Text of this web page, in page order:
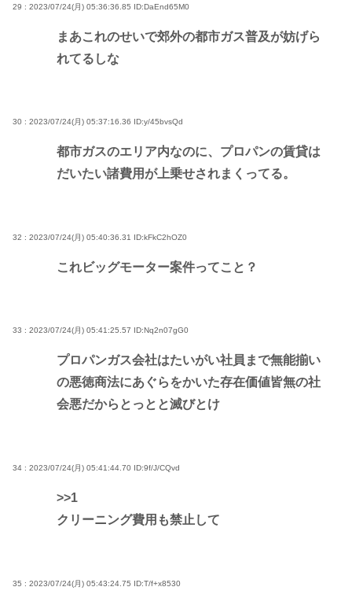
29 : 2023/07/24(月) 05:36:36.85 ID:DaEnd65M0
まあこれのせいで郊外の都市ガス普及が妨げら
れてるしな
30 : 2023/07/24(月) 05:37:16.36 ID:y/45bvsQd
都市ガスのエリア内なのに、プロパンの賃貸は
だいたい諸費用が上乗せされまくってる。
32 : 2023/07/24(月) 05:40:36.31 ID:kFkC2hOZ0
これビッグモーター案件ってこと？
33 : 2023/07/24(月) 05:41:25.57 ID:Nq2n07gG0
プロパンガス会社はたいがい社員まで無能揃い
の悪徳商法にあぐらをかいた存在価値皆無の社
会悪だからとっとと滅びとけ
34 : 2023/07/24(月) 05:41:44.70 ID:9f/J/CQvd
>>1
クリーニング費用も禁止して
35 : 2023/07/24(月) 05:43:24.75 ID:T/f+x8530